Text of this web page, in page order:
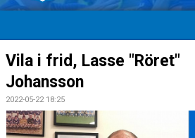
HEM
NYHETER
FÖRENINGEN
Vila i frid, Lasse "Röret"
Johansson
2022-05-22 18:25